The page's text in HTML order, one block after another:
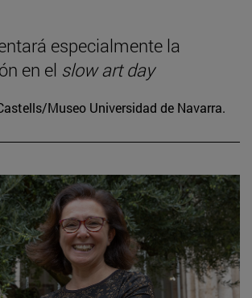
especialmente la
en el slow art day
Museo Universidad de Navarra.